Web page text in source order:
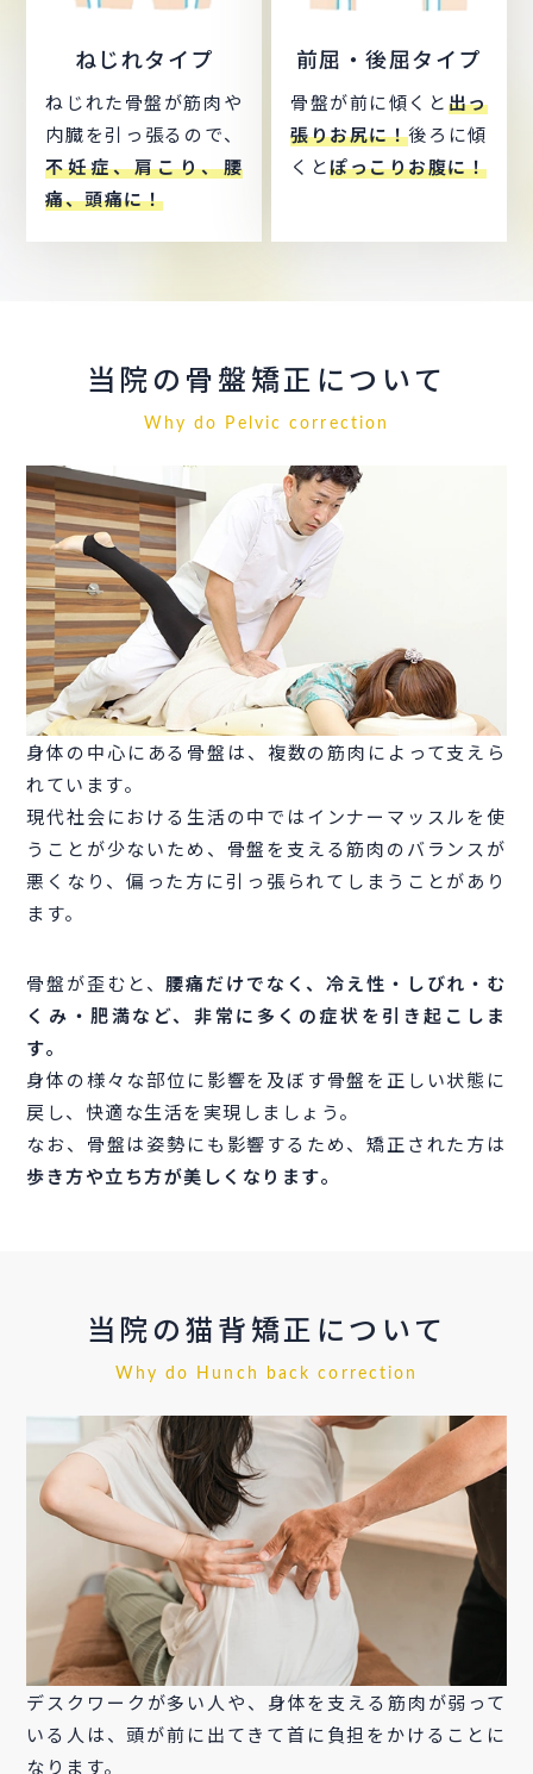
ねじれタイプ
ねじれた骨盤が筋肉や
内臓を引っ張るので、
不妊症、肩こり、腰
痛、頭痛に！
前屈・後屈タイプ
骨盤が前に傾くと出っ
張りお尻に！後ろに傾
くとぽっこりお腹に！
当院の骨盤矯正について
Why do Pelvic correction
身体の中心にある骨盤は、複数の筋肉によって支えら
れています。
現代社会における生活の中ではインナーマッスルを使
うことが少ないため、骨盤を支える筋肉のバランスが
悪くなり、偏った方に引っ張られてしまうことがあり
ます。
骨盤が歪むと、 腰痛だけでなく、冷え性・しびれ・む
くみ・肥満など、非常に多くの症状を引き起こしま
す。
身体の様々な部位に影響を及ぼす骨盤を正しい状態に
戻し、快適な生活を実現しましょう。
なお、骨盤は姿勢にも影響するため、矯正された方は
歩き方や立ち方が美しくなります。
当院の猫背矯正について
Why do Hunch back correction
デスクワークが多い人や、身体を支える筋肉が弱って
いる人は、頭が前に出てきて首に負担をかけることに
なります。